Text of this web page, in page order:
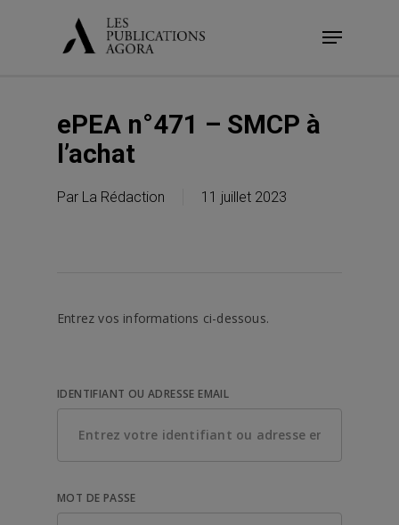
Menu
ePEA n°471 – SMCP à
l’achat
Par La Rédaction 11 juillet 2023
Entrez vos informations ci-dessous.
IDENTIFIANT OU ADRESSE EMAIL
MOT DE PASSE